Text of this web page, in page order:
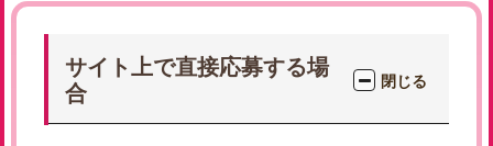
サイト上で直接応募する場
合
閉じる